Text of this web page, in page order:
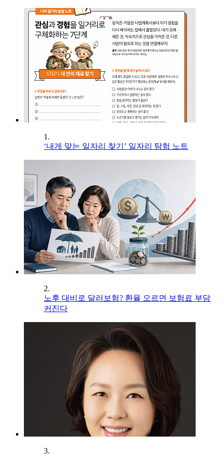
1.
‘내게 맞는 일자리 찾기’ 일자리 탐험 노트
2.
노후 대비로 달러보험? 환율 오르면 보험료 부담
커진다
3.